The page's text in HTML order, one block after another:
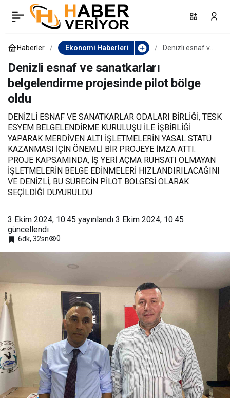
Haberler Ekonomi Haberleri
Denizli esnaf ve
bölge oldu
Denizli esnaf ve sanatkarları
belgelendirme projesinde pilot bölge
oldu
DENİZLİ ESNAF VE SANATKARLAR ODALARI BİRLİĞİ, TESK
ESYEM BELGELENDİRME KURULUŞU İLE İŞBİRLİĞİ
YAPARAK MERDİVEN ALTI İŞLETMELERİN YASAL STATÜ
KAZANMASI İÇİN ÖNEMLİ BİR PROJEYE İMZA ATTI.
PROJE KAPSAMINDA, İŞ YERİ AÇMA RUHSATI OLMAYAN
İŞLETMELERİN BELGE EDİNMELERİ HIZLANDIRILACAĞINI
VE DENİZLİ, BU SÜRECİN PİLOT BÖLGESİ OLARAK
SEÇİLDİĞİ DUYURULDU.
3 Ekim 2024, 10:45 yayınlandı 3 Ekim 2024, 10:45
güncellendi
6dk, 32sn 0
Aydın’ın Eylül ayı ihracatı
93 milyon dolar oldu
Paylaş